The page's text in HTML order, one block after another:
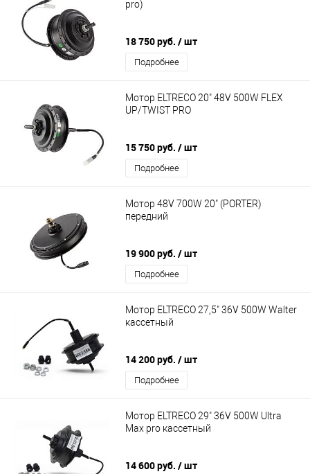
pro)
18 750 руб. / шт
Подробнее
Мотор ELTRECO 20" 48V 500W FLEX
UP/TWIST PRO
15 750 руб. / шт
Подробнее
Мотор 48V 700W 20" (PORTER)
передний
19 900 руб. / шт
Подробнее
Мотор ELTRECO 27,5" 36V 500W Walter
кассетный
14 200 руб. / шт
Подробнее
Мотор ELTRECO 29" 36V 500W Ultra
Max pro кассетный
14 600 руб. / шт